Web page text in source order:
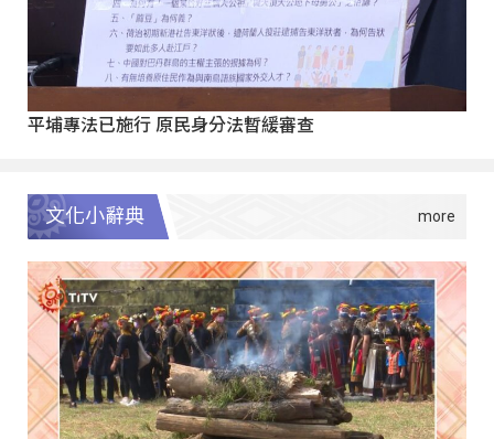
平埔專法已施行 原民身分法暫緩審查
文化小辭典